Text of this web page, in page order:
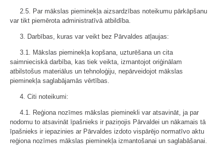
2.5. Par mākslas pieminekļa aizsardzības noteikumu pārkāpšanu
var tikt piemērota administratīvā atbildība.
3. Darbības, kuras var veikt bez Pārvaldes atļaujas:
3.1. Mākslas pieminekļa kopšana, uzturēšana un cita
saimnieciskā darbība, kas tiek veikta, izmantojot oriģinālam
atbilstošus materiālus un tehnoloģiju, nepārveidojot mākslas
pieminekļa saglabājamās vērtības.
4. Citi noteikumi:
4.1. Reģiona nozīmes mākslas pieminekli var atsavināt, ja par
nodomu to atsavināt īpašnieks ir paziņojis Pārvaldei un nākamais tā
īpašnieks ir iepazinies ar Pārvaldes izdoto vispārējo normatīvo aktu
reģiona nozīmes mākslas pieminekļa izmantošanai un saglabāšanai.